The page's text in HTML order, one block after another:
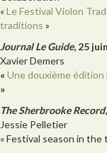
«Le Festival Violon
traditions »
Journal Le Guide, 25
Xavier Demers
« Une douxième
»
The Sherbrooke Record
Jessie Pelletier
« Festival season in the